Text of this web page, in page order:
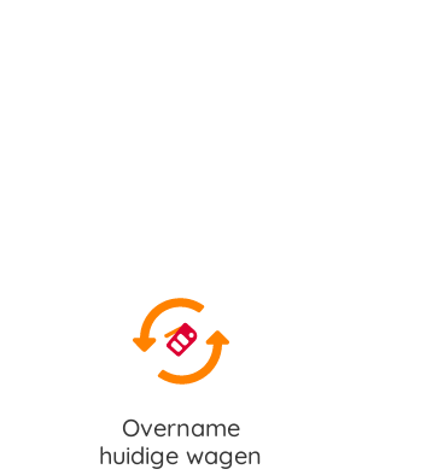
Overname
huidige wagen